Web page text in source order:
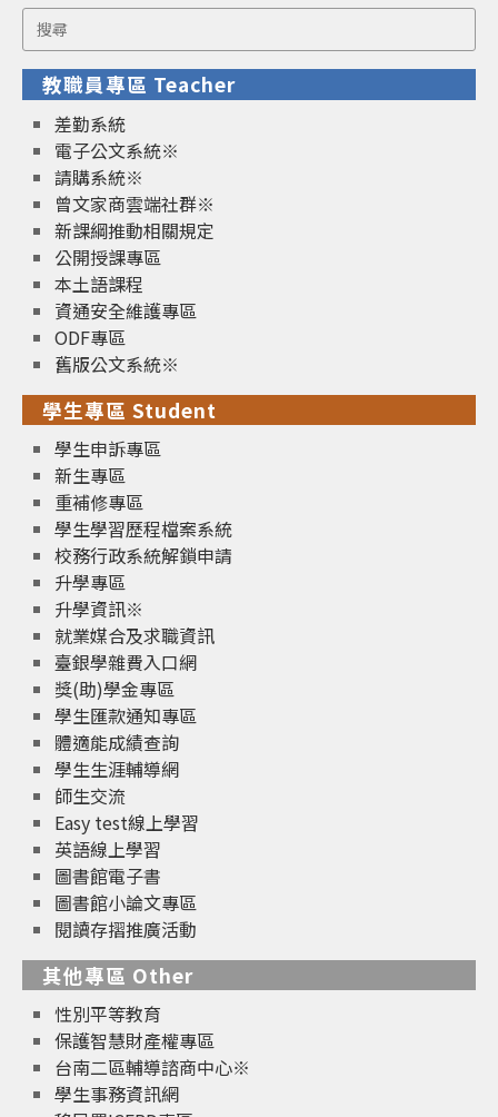
Search
for:
教職員專區 Teacher
差勤系統
電子公文系統※
請購系統※
曾文家商雲端社群※
新課綱推動相關規定
公開授課專區
本土語課程
資通安全維護專區
ODF專區
舊版公文系統※
學生專區 Student
學生申訴專區
新生專區
重補修專區
學生學習歷程檔案系統
校務行政系統解鎖申請
升學專區
升學資訊※
就業媒合及求職資訊
臺銀學雜費入口網
獎(助)學金專區
學生匯款通知專區
體適能成績查詢
學生生涯輔導網
師生交流
Easy test線上學習
英語線上學習
圖書館電子書
圖書館小論文專區
閱讀存摺推廣活動
其他專區 Other
性別平等教育
保護智慧財產權專區
台南二區輔導諮商中心※
學生事務資訊網